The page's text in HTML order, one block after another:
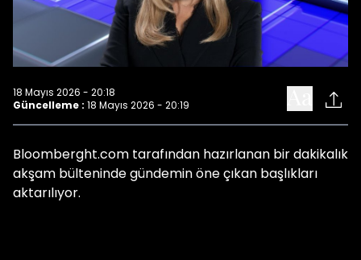
Oynat
18 Mayıs 2026 - 20:18
Güncelleme : 18 Mayıs 2026 - 20:19
Bloomberght.com tarafından hazırlanan bir dakikalık
akşam bülteninde gündemin öne çıkan başlıkları
aktarılıyor.